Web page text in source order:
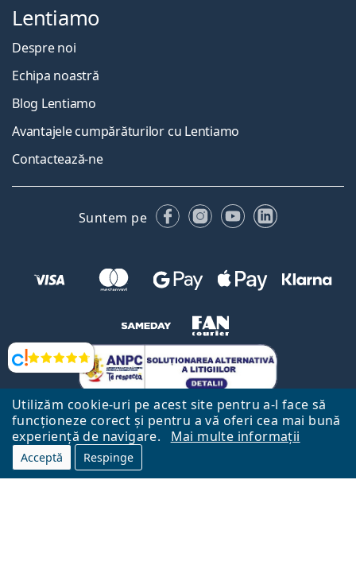
Utilizăm cookie-uri pe acest site pentru a-l face să
funcționeze corect și pentru a vă oferi cea mai bună
experiență de navigare.
Mai multe informații
Acceptă Respinge
Opinii
Lentiamo
Despre noi
Echipa noastră
Blog Lentiamo
Avantajele cumpărăturilor cu Lentiamo
Contactează-ne
Suntem pe FacebookInstagram
YouTubeLinkedIn
Către Pagina Principală
Mai sus